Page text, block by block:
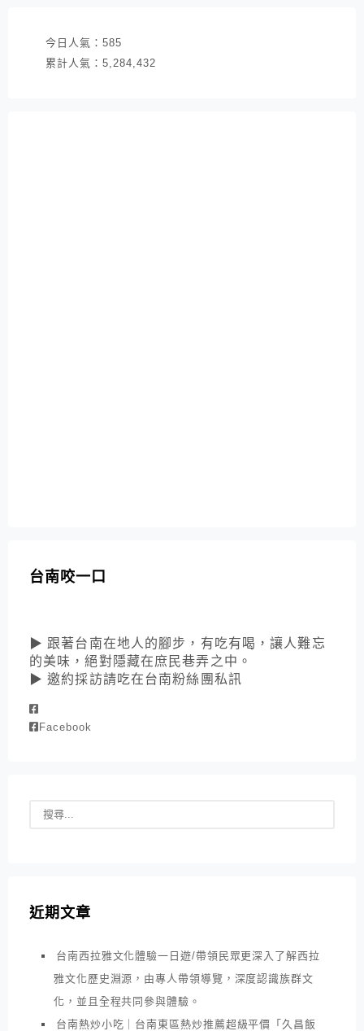
今日人氣： 585
累計人氣： 5,284,432
台南咬一口
▶ 跟著台南在地人的腳步，有吃有喝，讓人難忘
的美味，絕對隱藏在庶民巷弄之中。
▶ 邀約採訪請吃在台南粉絲團私訊
Facebook
近期文章
台南西拉雅文化體驗一日遊/帶領民眾更深入了解西拉
雅文化歷史淵源，由專人帶領導覽，深度認識族群文
化，並且全程共同參與體驗。
台南熱炒小吃｜台南東區熱炒推薦超級平價「久昌飯